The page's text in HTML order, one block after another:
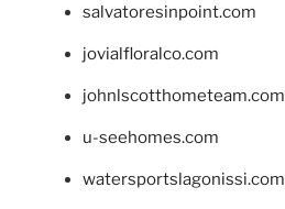
salvatoresinpoint.com
jovialfloralco.com
johnlscotthometeam.com
u-seehomes.com
watersportslagonissi.com